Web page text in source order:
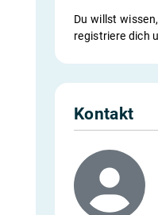
Du willst
registriere dich
Kontakt